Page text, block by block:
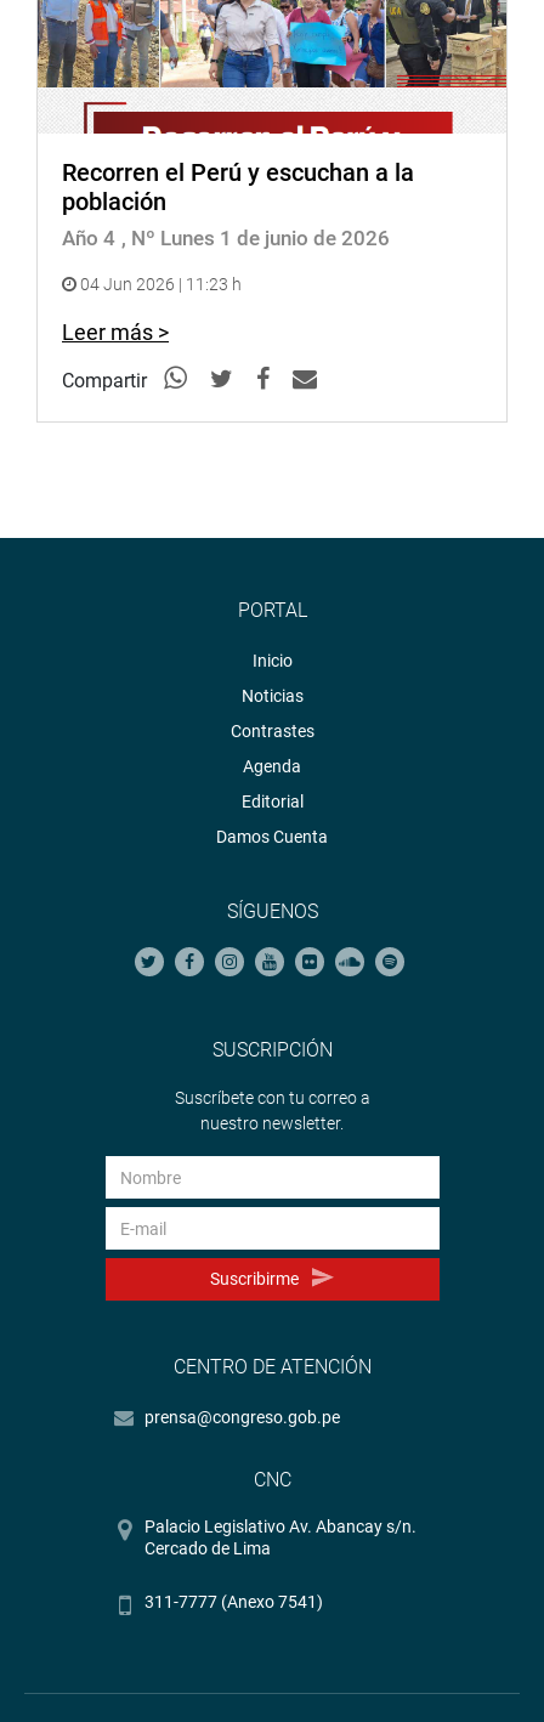
Recorren el Perú y escuchan a la
población
Año 4 , Nº Lunes 1 de junio de 2026
04 Jun 2026 | 11:23 h
Leer más >
Compartir
PORTAL
Inicio
Noticias
Contrastes
Agenda
Editorial
Damos Cuenta
SÍGUENOS
SUSCRIPCIÓN
Suscríbete con tu correo a
nuestro newsletter.
Suscribirme
CENTRO DE ATENCIÓN
prensa@congreso.gob.pe
CNC
Palacio Legislativo Av. Abancay s/n.
Cercado de Lima
311-7777 (Anexo 7541)